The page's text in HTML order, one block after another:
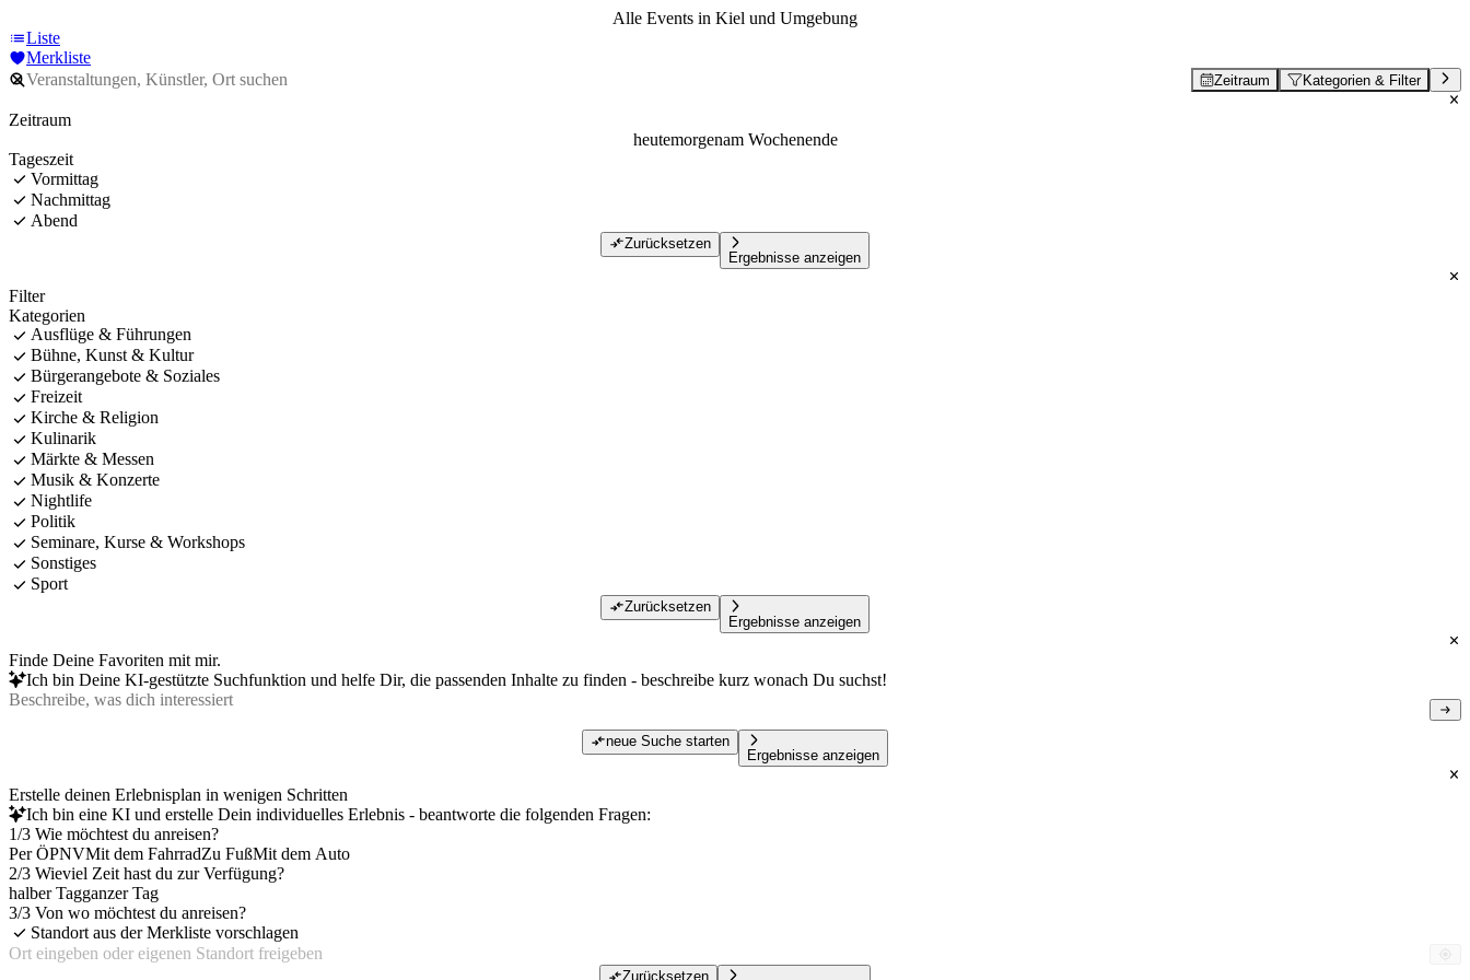
Alle Events in Kiel und Umgebung
Liste
Merkliste
Zeitraum Kategorien & Filter
Zeitraum
heutemorgenam Wochenende
Tageszeit
Vormittag
Nachmittag
Abend
Zurücksetzen
Ergebnisse anzeigen
Filter
Kategorien
Ausflüge & Führungen
Bühne, Kunst & Kultur
Bürgerangebote & Soziales
Freizeit
Kirche & Religion
Kulinarik
Märkte & Messen
Musik & Konzerte
Nightlife
Politik
Seminare, Kurse & Workshops
Sonstiges
Sport
Zurücksetzen
Ergebnisse anzeigen
Finde Deine Favoriten mit mir.
Ich bin Deine KI-gestützte Suchfunktion und helfe Dir, die passenden Inhalte zu finden - beschreibe kurz wonach Du suchst!
neue Suche starten
Ergebnisse anzeigen
Erstelle deinen Erlebnisplan in wenigen Schritten
Ich bin eine KI und erstelle Dein individuelles Erlebnis - beantworte die folgenden Fragen:
1/3 Wie möchtest du anreisen?
Per ÖPNVMit dem FahrradZu FußMit dem Auto
2/3 Wieviel Zeit hast du zur Verfügung?
halber Tagganzer Tag
3/3 Von wo möchtest du anreisen?
Standort aus der Merkliste vorschlagen
Zurücksetzen